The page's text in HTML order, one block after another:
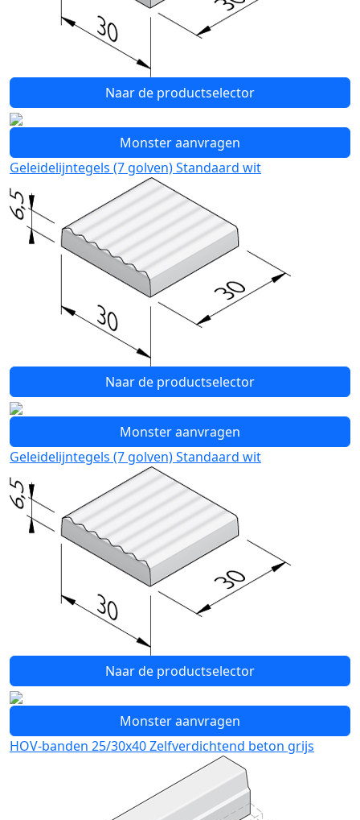
Naar de productselector
Monster aanvragen
Geleidelijntegels (7 golven) Standaard wit
Naar de productselector
Monster aanvragen
Geleidelijntegels (7 golven) Standaard wit
Naar de productselector
Monster aanvragen
HOV-banden 25/30x40 Zelfverdichtend beton grijs